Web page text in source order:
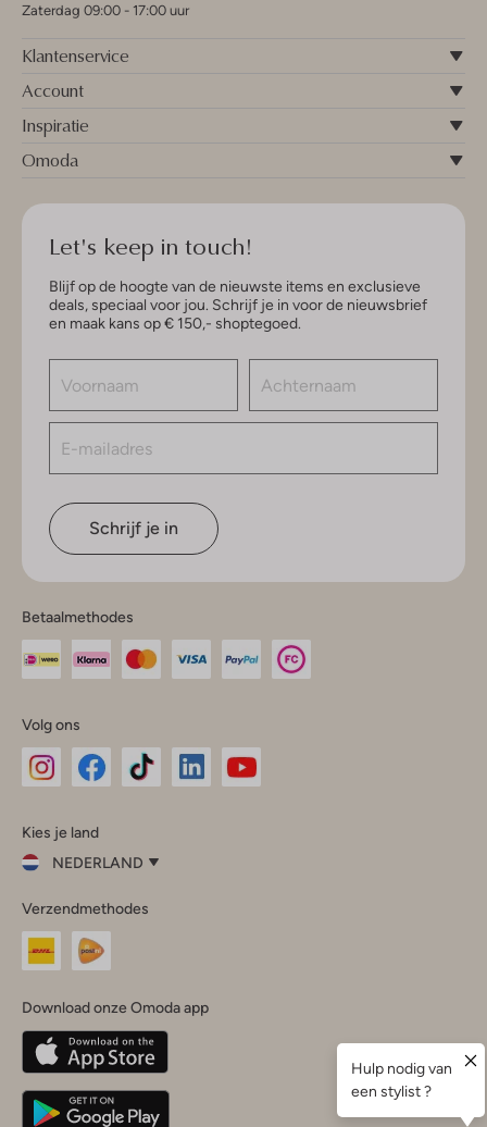
Zaterdag 09:00 - 17:00 uur
Klantenservice
Account
Inspiratie
Omoda
Let's keep in touch!
Blijf op de hoogte van de nieuwste items en exclusieve
deals, speciaal voor jou. Schrijf je in voor de nieuwsbrief
en maak kans op € 150,- shoptegoed.
Schrijf je in
Betaalmethodes
Volg ons
InstagramFacebook
Kies je land
NEDERLAND
je
land
Nederland
Belgique(Français)
Deutschland
Verzendmethodes
Download onze Omoda app